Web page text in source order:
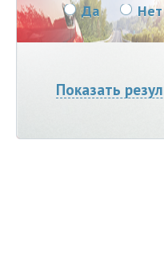
Да Нет
Показать